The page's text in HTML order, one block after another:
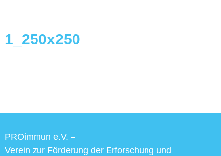
1_250x250
PROimmun e.V. –
Verein zur Förderung der Erforschung und